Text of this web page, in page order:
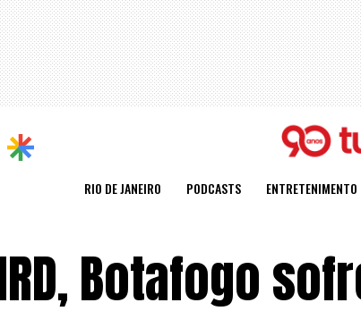
RIO DE JANEIRO PODCASTS ENTRETENIMENTO
Botafogo